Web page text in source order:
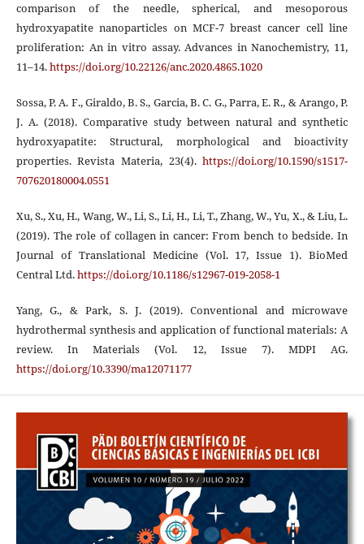
comparison of the needle, spherical, and mesoporous
hydroxyapatite nanoparticles on MCF-7 breast cancer cell line
proliferation: An in vitro assay. Advances in Nanochemistry, 11,
11–14.https://doi.org/10.22126/anc.2020.4865.1020
Sossa, P. A. F., Giraldo, B. S., Garcia, B. C. G., Parra, E. R., & Arango, P.
J. A. (2018). Comparative study between natural and synthetic
hydroxyapatite: Structural, morphological and bioactivity
properties. Revista Materia, 23(4).https://doi.org/10.1590/s1517-
707620180004.0551
Xu, S., Xu, H., Wang, W., Li, S., Li, H., Li, T., Zhang, W., Yu, X., & Liu, L.
(2019). The role of collagen in cancer: From bench to bedside. In
Journal of Translational Medicine (Vol. 17, Issue 1). BioMed
Central Ltd.https://doi.org/10.1186/s12967-019-2058-1
Yang, G., & Park, S. J. (2019). Conventional and microwave
hydrothermal synthesis and application of functional materials: A
review. In Materials (Vol. 12, Issue 7). MDPI AG.
https://doi.org/10.3390/ma12071177